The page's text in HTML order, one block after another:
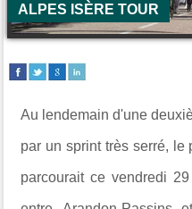
ALPES ISÈRE TOUR
Au lendemain d'une
par un sprint très serré, le
parcourait ce vendredi